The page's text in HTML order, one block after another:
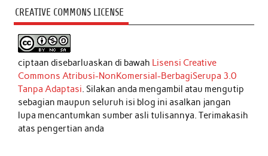
CREATIVE COMMONS LICENSE
ciptaan disebarluaskan di bawah Lisensi Creative
Commons Atribusi-NonKomersial-BerbagiSerupa 3.0
Tanpa Adaptasi. Silakan anda mengambil atau mengutip
sebagian maupun seluruh isi blog ini asalkan jangan
lupa mencantumkan sumber asli tulisannya. Terimakasih
atas pengertian anda